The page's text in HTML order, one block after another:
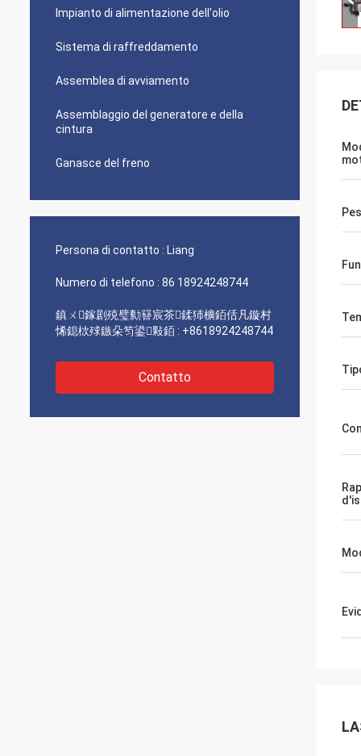
Impianto di alimentazione dell'olio
Sistema di raffreddamento
Assemblea di avviamento
Assemblaggio del generatore e della
cintura
Ganasce del freno
Persona di contatto : Liang
Numero di telefono : 86 18924248744
鎮ㄨ鎵剧殑璧勬簮宸茶鍒犻櫎銆佸凡鏇村
悕鎴栨殏鏃朵笉鍙敤銆 : +8618924248744
Contatto